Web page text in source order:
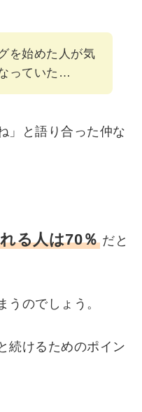
を始めた人が気
っていた…
」と語り合った仲な
る人は70％ だと
うのでしょう。
続けるためのポイン